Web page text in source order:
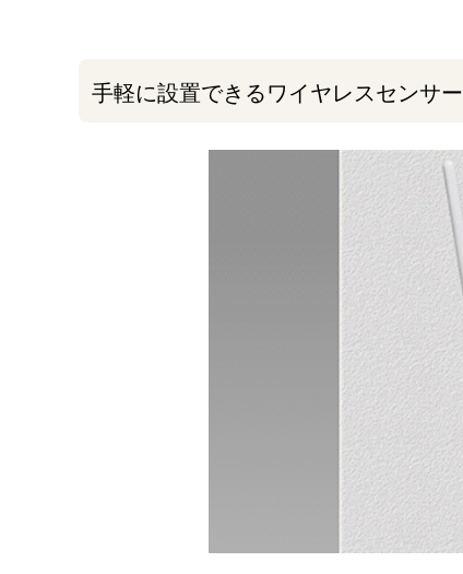
手軽に設置できるワイヤレスセンサー